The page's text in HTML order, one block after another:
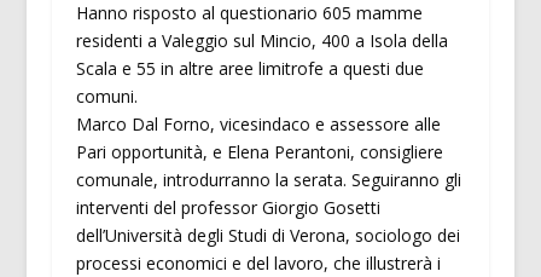
Hanno risposto al questionario 605 mamme
residenti a Valeggio sul Mincio, 400 a Isola della
Scala e 55 in altre aree limitrofe a questi due
comuni.
Marco Dal Forno, vicesindaco e assessore alle
Pari opportunità, e Elena Perantoni, consigliere
comunale, introdurranno la serata. Seguiranno gli
interventi del professor Giorgio Gosetti
dell’Università degli Studi di Verona, sociologo dei
processi economici e del lavoro, che illustrerà i